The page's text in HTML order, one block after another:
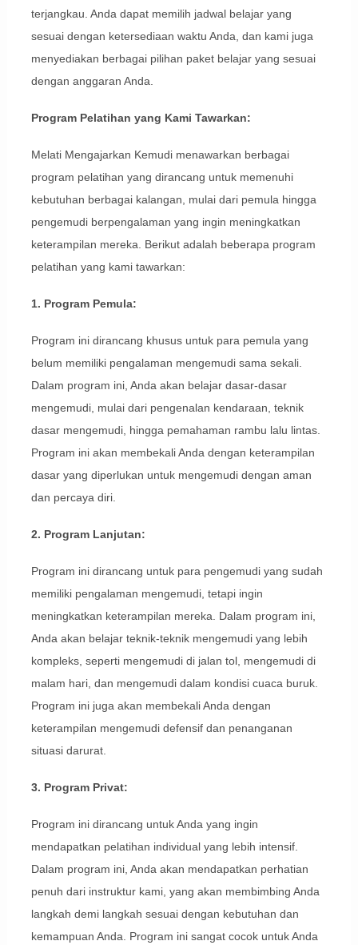
terjangkau. Anda dapat memilih jadwal belajar yang
sesuai dengan ketersediaan waktu Anda, dan kami juga
menyediakan berbagai pilihan paket belajar yang sesuai
dengan anggaran Anda.
Program Pelatihan yang Kami Tawarkan:
Melati Mengajarkan Kemudi menawarkan berbagai
program pelatihan yang dirancang untuk memenuhi
kebutuhan berbagai kalangan, mulai dari pemula hingga
pengemudi berpengalaman yang ingin meningkatkan
keterampilan mereka. Berikut adalah beberapa program
pelatihan yang kami tawarkan:
1. Program Pemula:
Program ini dirancang khusus untuk para pemula yang
belum memiliki pengalaman mengemudi sama sekali.
Dalam program ini, Anda akan belajar dasar-dasar
mengemudi, mulai dari pengenalan kendaraan, teknik
dasar mengemudi, hingga pemahaman rambu lalu lintas.
Program ini akan membekali Anda dengan keterampilan
dasar yang diperlukan untuk mengemudi dengan aman
dan percaya diri.
2. Program Lanjutan:
Program ini dirancang untuk para pengemudi yang sudah
memiliki pengalaman mengemudi, tetapi ingin
meningkatkan keterampilan mereka. Dalam program ini,
Anda akan belajar teknik-teknik mengemudi yang lebih
kompleks, seperti mengemudi di jalan tol, mengemudi di
malam hari, dan mengemudi dalam kondisi cuaca buruk.
Program ini juga akan membekali Anda dengan
keterampilan mengemudi defensif dan penanganan
situasi darurat.
3. Program Privat:
Program ini dirancang untuk Anda yang ingin
mendapatkan pelatihan individual yang lebih intensif.
Dalam program ini, Anda akan mendapatkan perhatian
penuh dari instruktur kami, yang akan membimbing Anda
langkah demi langkah sesuai dengan kebutuhan dan
kemampuan Anda. Program ini sangat cocok untuk Anda